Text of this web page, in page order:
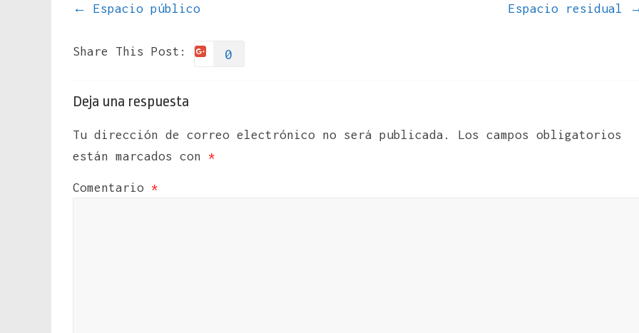
← Espacio público Espacio residual
Share This Post: 0
Deja una respuesta
Tu dirección de correo electrónico no será publicada.
Los campos obligatorios
están marcados con *
Comentario *